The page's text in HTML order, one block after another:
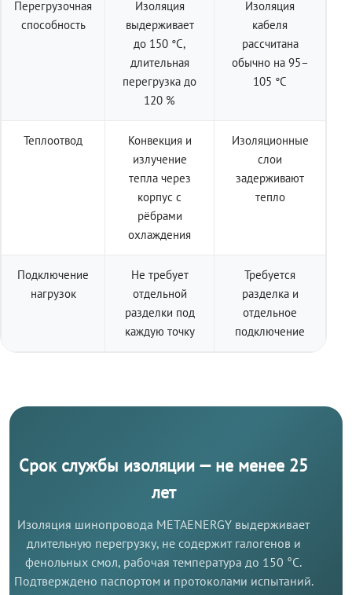
Перегрузочная
способность
Изоляция
выдерживает
до 150 °C,
длительная
перегрузка до
120 %
Изоляция
кабеля
рассчитана
обычно на 95–
105 °C
Теплоотвод
Конвекция и
излучение
тепла через
корпус с
рёбрами
охлаждения
Изоляционные
слои
задерживают
тепло
Подключение
нагрузок
Не требует
отдельной
разделки под
каждую точку
Требуется
разделка и
отдельное
подключение
Срок службы изоляции — не менее 25
лет
Изоляция шинопровода METAENERGY выдерживает
длительную перегрузку, не содержит галогенов и
фенольных смол, рабочая температура до 150 °C.
Подтверждено паспортом и протоколами испытаний.